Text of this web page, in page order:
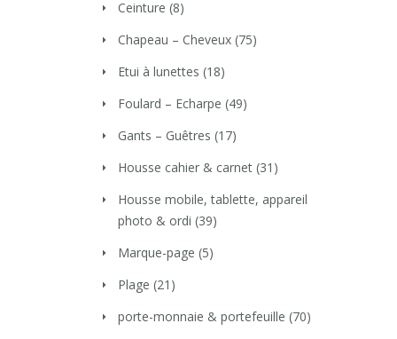
Ceinture (8)
Chapeau – Cheveux (75)
Etui à lunettes (18)
Foulard – Echarpe (49)
Gants – Guêtres (17)
Housse cahier & carnet (31)
Housse mobile, tablette, appareil
photo & ordi (39)
Marque-page (5)
Plage (21)
porte-monnaie & portefeuille (70)